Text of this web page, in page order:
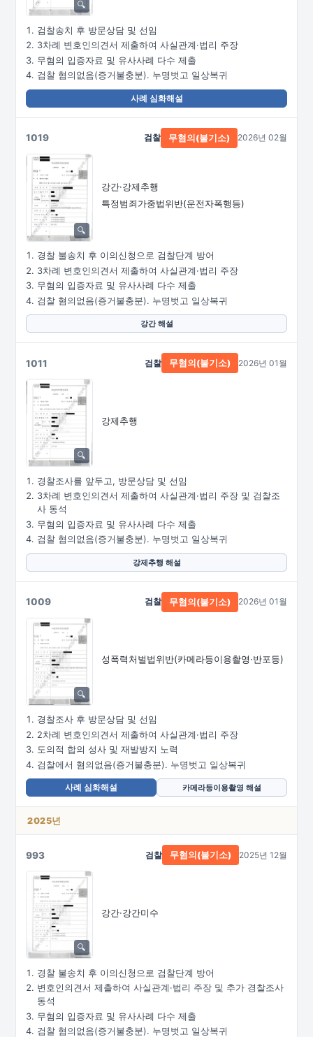
검찰송치 후 방문상담 및 선임
3차례 변호인의견서 제출하여 사실관계·법리 주장
무혐의 입증자료 및 유사사례 다수 제출
검찰 혐의없음(증거불충분). 누명벗고 일상복귀
사례 심화해설
1019
강간·강제추행
특정범죄가중법위반(운전자폭행등)
검찰 무혐의(불기소) 2026년 02월
경찰 불송치 후 이의신청으로 검찰단계 방어
3차례 변호인의견서 제출하여 사실관계·법리 주장
무혐의 입증자료 및 유사사례 다수 제출
검찰 혐의없음(증거불충분). 누명벗고 일상복귀
강간 해설
1011
강제추행
검찰 무혐의(불기소) 2026년 01월
경찰조사를 앞두고, 방문상담 및 선임
3차례 변호인의견서 제출하여 사실관계·법리 주장 및 검찰조
사 동석
무혐의 입증자료 및 유사사례 다수 제출
검찰 혐의없음(증거불충분). 누명벗고 일상복귀
강제추행 해설
1009
성폭력처벌법위반(카메라등이용촬영·반포등)
검찰 무혐의(불기소) 2026년 01월
경찰조사 후 방문상담 및 선임
2차례 변호인의견서 제출하여 사실관계·법리 주장
도의적 합의 성사 및 재발방지 노력
검찰에서 혐의없음(증거불충분). 누명벗고 일상복귀
사례 심화해설 카메라등이용촬영 해설
2025년
993
강간·강간미수
검찰 무혐의(불기소) 2025년 12월
경찰 불송치 후 이의신청으로 검찰단계 방어
변호인의견서 제출하여 사실관계·법리 주장 및 추가 경찰조사
동석
무혐의 입증자료 및 유사사례 다수 제출
검찰 혐의없음(증거불충분). 누명벗고 일상복귀